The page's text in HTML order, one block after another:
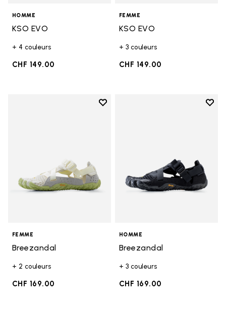
HOMME
KSO EVO
+ 4 couleurs
CHF 149.00
FEMME
KSO EVO
+ 3 couleurs
CHF 149.00
Add to wishlist
FEMME
Breezandal
+ 2 couleurs
CHF 169.00
Add
HOMME
Breezandal
+ 3 couleurs
CHF 169.00